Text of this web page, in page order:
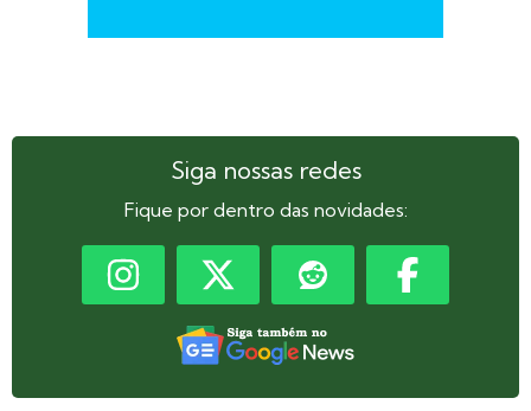
Siga nossas redes
Fique por dentro das novidades: